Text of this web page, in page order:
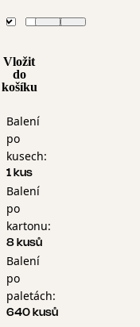
Vložit
do
košíku
Balení
po
kusech:
1 kus
Balení
po
kartonu:
8 kusů
Balení
po
paletách:
640 kusů